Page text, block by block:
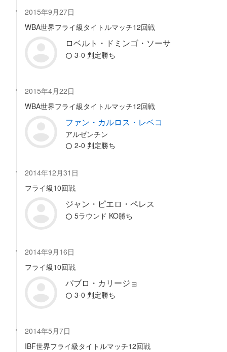
2015年9月27日
WBA世界フライ級タイトルマッチ12回戦
ロベルト・ドミンゴ・ソーサ
3-0 判定勝ち
2015年4月22日
WBA世界フライ級タイトルマッチ12回戦
ファン・カルロス・レベコ
アルゼンチン
2-0 判定勝ち
2014年12月31日
フライ級10回戦
ジャン・ピエロ・ペレス
5ラウンド KO勝ち
2014年9月16日
フライ級10回戦
パブロ・カリージョ
3-0 判定勝ち
2014年5月7日
IBF世界フライ級タイトルマッチ12回戦